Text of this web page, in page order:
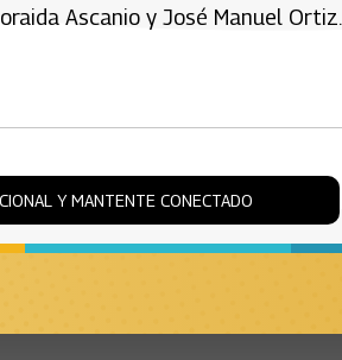
Ascanio y José Manuel Ortiz.
Y MANTENTE CONECTADO